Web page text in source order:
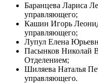
Баранцева Лариса
управляющего;
Кашин Игорь
управляющего;
Лупул Елена
Пасынков Николай
Отделением;
Шиляева Наталья
управляющего.